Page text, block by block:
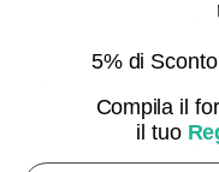
5% di
Compila il
il tuo